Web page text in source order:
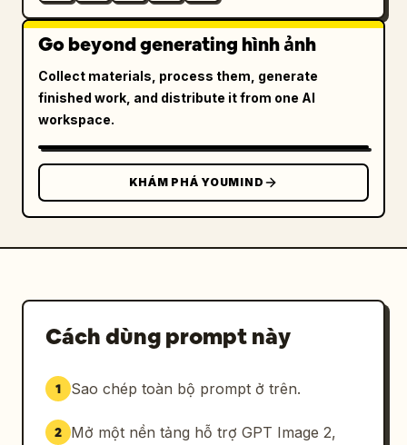
Go beyond generating hình ảnh
Collect materials, process them, generate
finished work, and distribute it from one AI
workspace.
KHÁM PHÁ YOUMIND
Cách dùng prompt này
1 Sao chép toàn bộ prompt ở trên.
2
Mở một nền tảng hỗ trợ GPT Image 2,